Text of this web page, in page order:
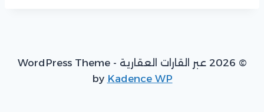
© 2026 عبر القارات العقارية - WordPress Theme
by Kadence WP